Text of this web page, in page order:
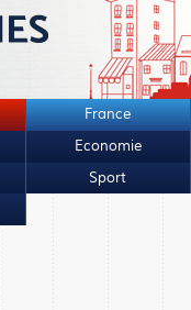
France
Economie
Sport